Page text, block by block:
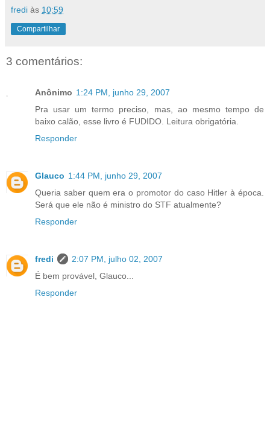
fredi às 10:59
Compartilhar
3 comentários:
Anônimo 1:24 PM, junho 29, 2007
Pra usar um termo preciso, mas, ao mesmo tempo de
baixo calão, esse livro é FUDIDO. Leitura obrigatória.
Responder
Glauco 1:44 PM, junho 29, 2007
Queria saber quem era o promotor do caso Hitler à época.
Será que ele não é ministro do STF atualmente?
Responder
fredi
2:07 PM, julho 02, 2007
É bem provável, Glauco...
Responder